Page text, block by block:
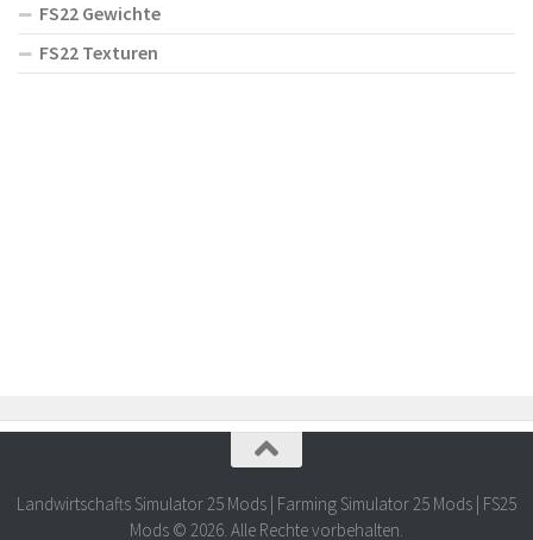
FS22 Gewichte
FS22 Texturen
Landwirtschafts Simulator 25 Mods | Farming Simulator 25 Mods | FS25
Mods © 2026. Alle Rechte vorbehalten.